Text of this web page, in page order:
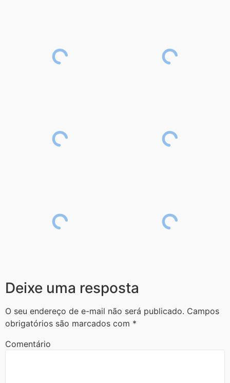
Deixe uma resposta
O seu endereço de e-mail não será publicado. Campos
obrigatórios são marcados com *
Comentário